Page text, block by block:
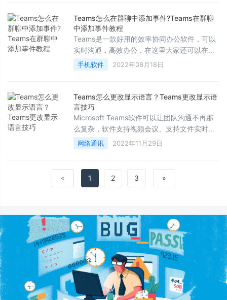
Teams怎么在群聊中添加事件?Teams在群聊
中添加事件教程
Teams是一款好用的效率协同办公软件，可以
实时沟通，高效办公，在这里大家还可以在群
聊中添加事件，下面是具体操作，大家一起来
看看吧
手机软件 2022年08月18日
Teams怎么更改显示语言？Teams更改显示语
言技巧
Microsoft Teams软件可以让团队沟通不再那
么复杂，软件支持视频会议、支持文件实时共
享还可以帮你安全的编辑文件，使用相当方
便，下面来看看在使用的时候怎么去更改语言
网络通讯 2022年11月29日
« 1 2 3 »